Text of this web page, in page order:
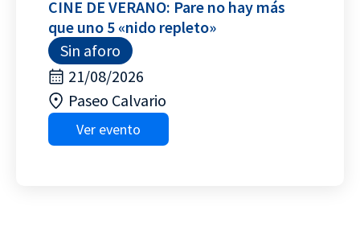
CINE DE VERANO: Pare no hay más
que uno 5 «nido repleto»
Sin aforo
21/08/2026
Paseo Calvario
Ver evento